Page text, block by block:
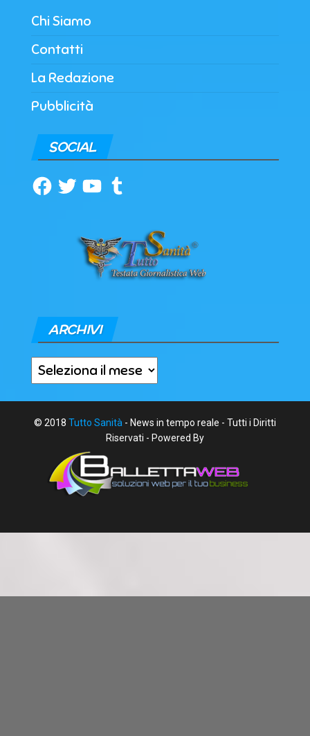
Chi Siamo
Contatti
La Redazione
Pubblicità
SOCIAL
Facebook
TwitterYouTubeTumblr
ARCHIVI
Archivi
© 2018 Tutto Sanità - News in tempo reale - Tutti i Diritti
Riservati - Powered By